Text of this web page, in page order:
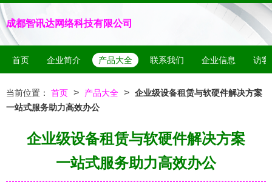
成都智讯达网络科技有限公司
首页 企业简介 产品大全 联系我们 企业信息 访客
当前位置： 首页 > 产品大全 > 企业级设备租赁与软硬件解决方案
一站式服务助力高效办公
企业级设备租赁与软硬件解决方案
一站式服务助力高效办公